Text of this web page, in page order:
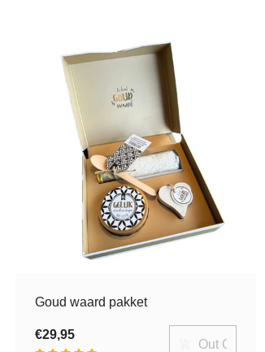
Goud waard pakket
€29,95
Out Of Stock